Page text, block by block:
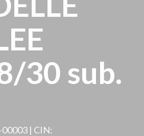
30 sub.
| CIN: